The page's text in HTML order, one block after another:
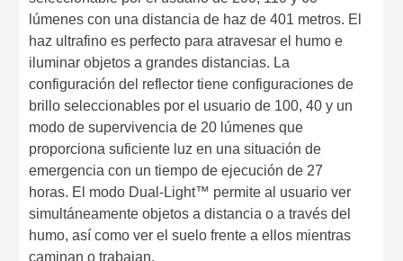
lúmenes con una distancia de haz de 401 metros. El
haz ultrafino es perfecto para atravesar el humo e
iluminar objetos a grandes distancias. La
configuración del reflector tiene configuraciones de
brillo seleccionables por el usuario de 100, 40 y un
modo de supervivencia de 20 lúmenes que
proporciona suficiente luz en una situación de
emergencia con un tiempo de ejecución de 27
horas. El modo Dual-Light™ permite al usuario ver
simultáneamente objetos a distancia o a través del
humo, así como ver el suelo frente a ellos mientras
caminan o trabajan.